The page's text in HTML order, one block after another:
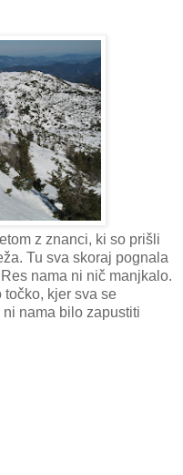
z znanci, ki so prišli
Tu sva skoraj pognala
nama ni nič manjkalo.
kjer sva se
nama bilo zapustiti